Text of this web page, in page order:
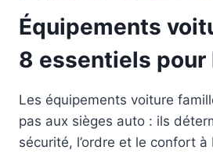
Équipements
8 essentiels
Les équipements voiture
pas aux sièges auto : ils
sécurité, l’ordre et le confort à